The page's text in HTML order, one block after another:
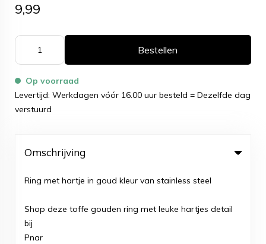
9,99
Bestellen
Op voorraad
Levertijd: Werkdagen vóór 16.00 uur besteld = Dezelfde dag
verstuurd
Omschrijving
Ring met hartje in goud kleur van stainless steel
Shop deze toffe gouden ring met leuke hartjes detail
bij
Pnar